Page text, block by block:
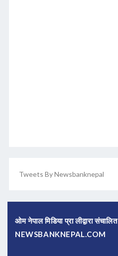
Tweets By Newsbanknepal
ओम नेपाल मिडिया प्रा लीद्वारा संचालित
NEWSBANKNEPAL.COM